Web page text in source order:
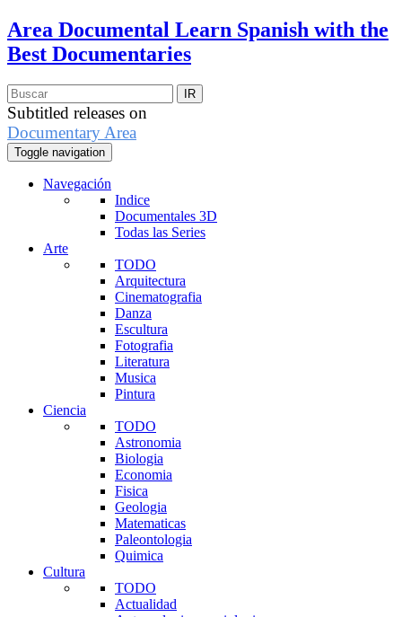
Area Documental Learn Spanish with the
Best Documentaries
Subtitled releases on
Documentary Area
Toggle navigation
Navegación
Indice
Documentales 3D
Todas las Series
Arte
TODO
Arquitectura
Cinematografia
Danza
Escultura
Fotografia
Literatura
Musica
Pintura
Ciencia
TODO
Astronomia
Biologia
Economia
Fisica
Geologia
Matematicas
Paleontologia
Quimica
Cultura
TODO
Actualidad